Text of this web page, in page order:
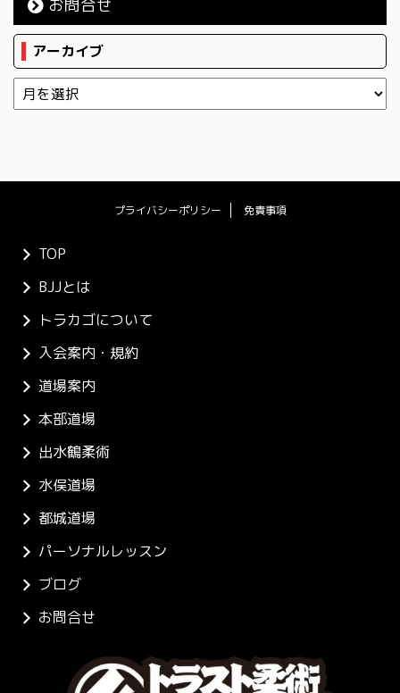
お問合せ
アーカイブ
プライバシーポリシー 免責事項
TOP
BJJとは
トラカゴについて
入会案内・規約
道場案内
本部道場
出水鶴柔術
水俣道場
都城道場
パーソナルレッスン
ブログ
お問合せ